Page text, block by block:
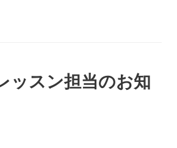
スン担当のお知